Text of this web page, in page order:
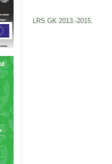
LRS GK 2013.-2015.